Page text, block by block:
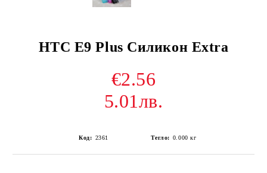
HTC E9 Plus Силикон Extra
€2.56
5.01лв.
Код: 2361 Тегло: 0.000 кг